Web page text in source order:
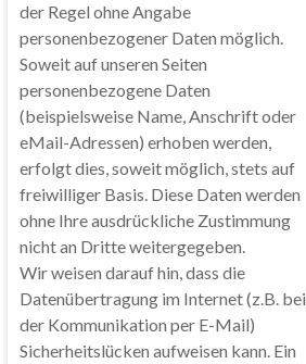
der Regel ohne Angabe
personenbezogener Daten möglich.
Soweit auf unseren Seiten
personenbezogene Daten
(beispielsweise Name, Anschrift oder
eMail-Adressen) erhoben werden,
erfolgt dies, soweit möglich, stets auf
freiwilliger Basis. Diese Daten werden
ohne Ihre ausdrückliche Zustimmung
nicht an Dritte weitergegeben.
Wir weisen darauf hin, dass die
Datenübertragung im Internet (z.B. bei
der Kommunikation per E-Mail)
Sicherheitslücken aufweisen kann. Ein